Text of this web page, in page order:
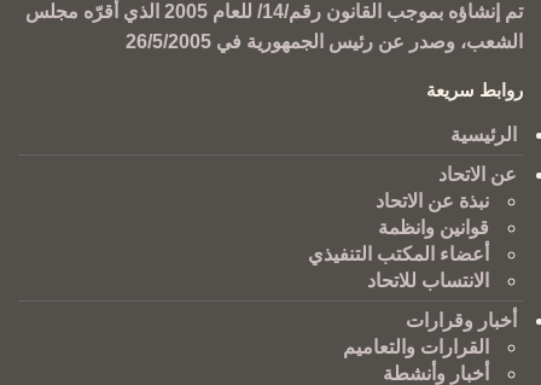
تم إنشاؤه بموجب القانون رقم/14/ للعام 2005 الذي أقرّه مجلس
الشعب، وصدر عن رئيس الجمهورية في 26/5/2005
روابط سريعة
الرئيسية
عن الاتحاد
نبذة عن الاتحاد
قوانين وانظمة
أعضاء المكتب التنفيذي
الانتساب للاتحاد
أخبار وقرارات
القرارات والتعاميم
أخبار وأنشطة